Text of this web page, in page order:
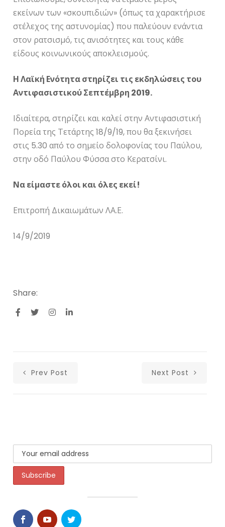
εκείνων των «σκουπιδιών» (όπως τα χαρακτήρισε
στέλεχος της αστυνομίας) που παλεύουν ενάντια
στον ρατσισμό, τις ανισότητες και τους κάθε
είδους κοινωνικούς αποκλεισμούς.
Η Λαϊκή Ενότητα στηρίζει τις εκδηλώσεις του
Αντιφασιστικού Σεπτέμβρη 2019.
Ιδιαίτερα, στηρίζει και καλεί στην Αντιφασιστική
Πορεία της Τετάρτης 18/9/19, που θα ξεκινήσει
στις 5.30 από το σημείο δολοφονίας του Παύλου,
στην οδό Παύλου Φύσσα στο Κερατσίνι.
Να είμαστε όλοι και όλες εκεί!
Επιτροπή Δικαιωμάτων ΛΑ.Ε.
14/9/2019
Share:
Prev Post Next Post